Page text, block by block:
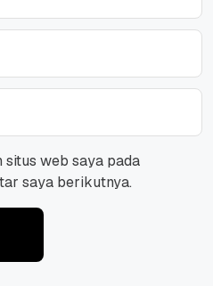
situs web saya pada
saya berikutnya.